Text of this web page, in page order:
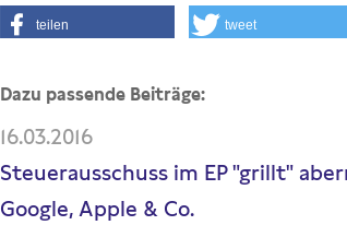
teilen tweet
Dazu passende Beiträge:
16.03.2016
Steuerausschuss im EP "grillt"
Google, Apple & Co.